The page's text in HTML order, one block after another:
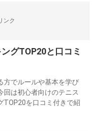
ンク
グTOP20と口コミ
方でルールや基本を学び
回は初心者向けのテニス
TOP20を口コミ付きで紹